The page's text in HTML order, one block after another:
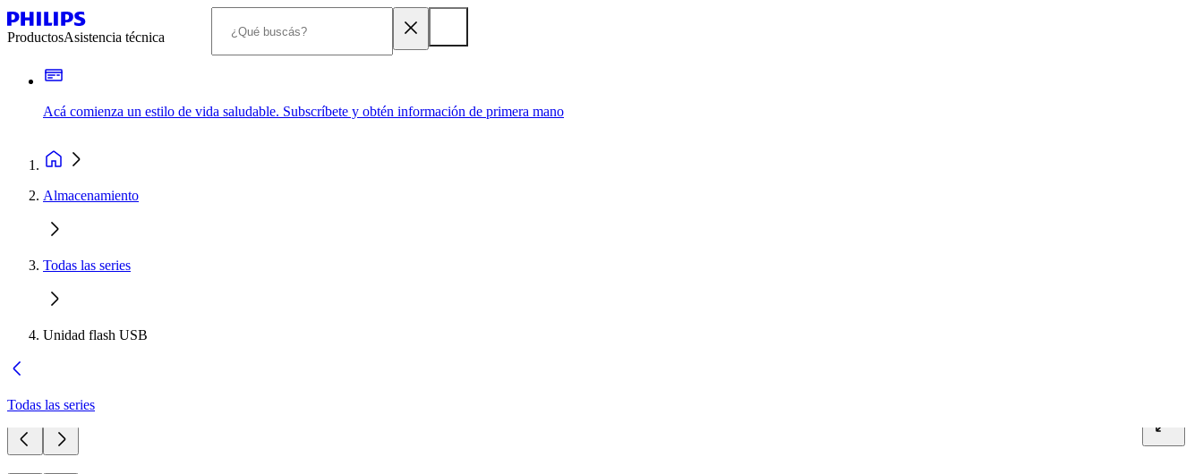
ProductosAsistencia técnica
Acá comienza un estilo de vida saludable. Subscríbete y obtén información de primera mano
Almacenamiento
Todas las series
Unidad flash USB
Todas las series